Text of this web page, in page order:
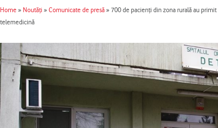
Home » Noutăți » Comunicate de presă » 700 de pacienți din zona rurală au
telemedicină